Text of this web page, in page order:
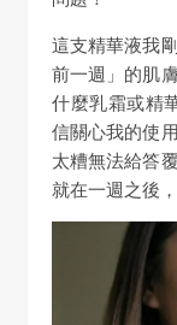
這支精華液我
前一週」的肌
什麼乳霜或精
信關心我的使
太糟無法給答
就在一週之後